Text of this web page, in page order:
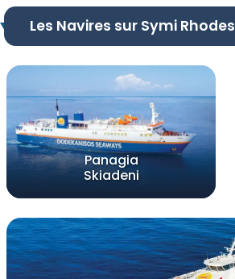
Les Navires sur Symi Rhodes
Panagia
Skiadeni